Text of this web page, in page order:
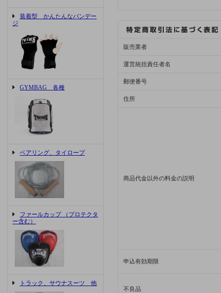
装着型 かんたんなバンデー
ジ
GYMBAG 各種
ベアリング、タイロープ
ファールカップ （プロテクタ
ー含む）
トラック、サウナスーツ 他
販売業者
運営統括責任者名
郵便番号
住所
商品代金以外の料金の説明
申込有効期限
不良品